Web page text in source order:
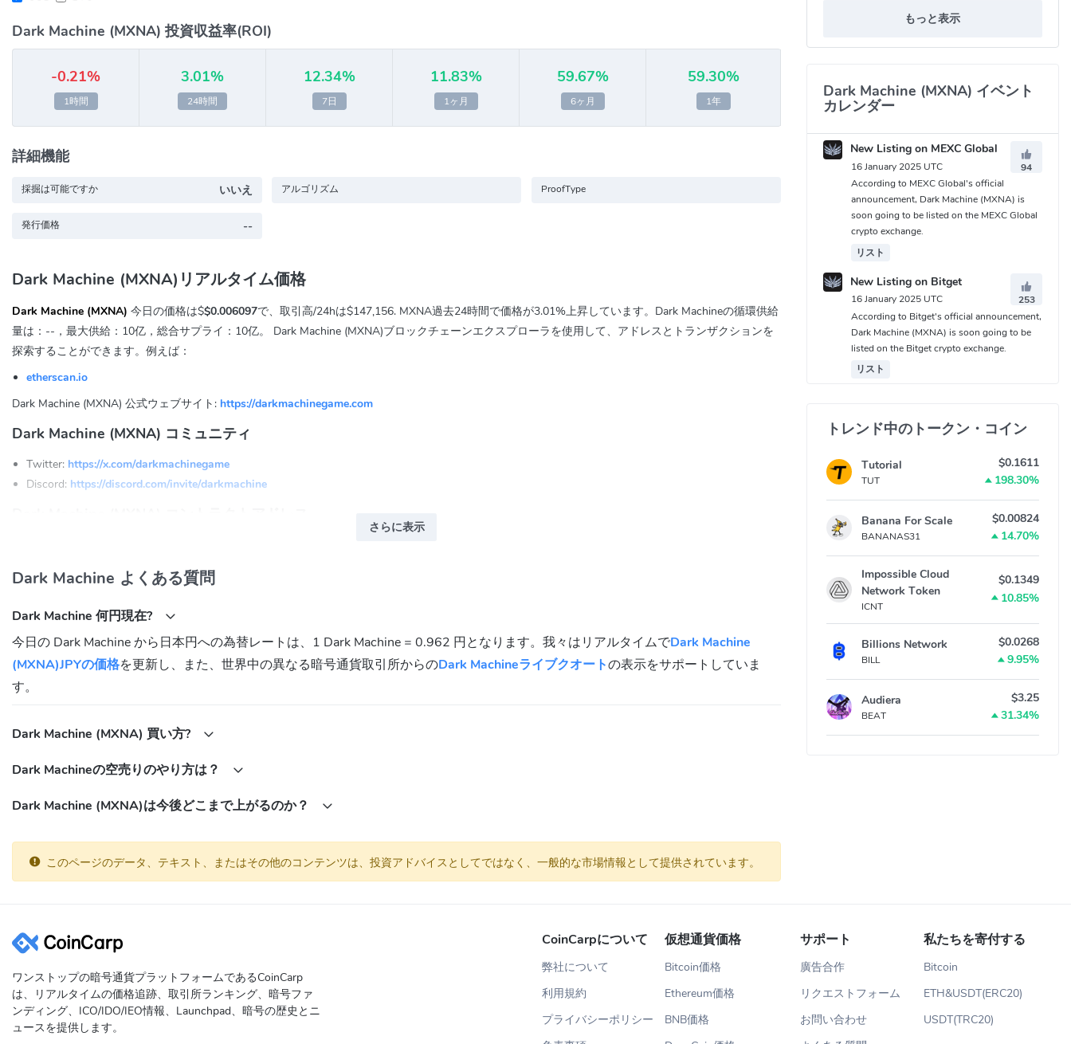
Dark Machine (MXNA) 投資収益率(ROI)
-0.21%
1時間
3.01%
24時間
12.34%
7日
11.83%
1ヶ月
59.67%
6ヶ月
59.30%
1年
詳細機能
採掘は可能ですか いいえ アルゴリズム ProofType
発行価格 --
Dark Machine (MXNA)リアルタイム価格
Dark Machine (MXNA) 今日の価格は$$0.006097で、取引高/24hは$147,156. MXNA過去24時間で価格が3.01%上昇しています。Dark Machineの循環供給
量は：--，最大供給：10亿，総合サプライ：10亿。 Dark Machine (MXNA)ブロックチェーンエクスプローラを使用して、アドレスとトランザクションを
探索することができます。例えば：
etherscan.io
Dark Machine (MXNA) 公式ウェブサイト: https://darkmachinegame.com
Dark Machine (MXNA) コミュニティ
Twitter: https://x.com/darkmachinegame
Discord: https://discord.com/invite/darkmachine
さらに表示
Dark Machine よくある質問
Dark Machine 何円現在?
今日の Dark Machine から日本円への為替レートは、1 Dark Machine = 0.962 円となります。我々はリアルタイムでDark Machine
(MXNA)JPYの価格を更新し、また、世界中の異なる暗号通貨取引所からのDark Machineライブクオートの表示をサポートしていま
す。
Dark Machine (MXNA) 買い方?
Dark Machineの空売りのやり方は？
Dark Machine (MXNA)は今後どこまで上がるのか？
このページのデータ、テキスト、またはその他のコンテンツは、投資アドバイスとしてではなく、一般的な市場情報として提供されています。
もっと表示
Dark Machine (MXNA) イベント
カレンダー
New Listing on MEXC Global
16 January 2025 UTC
94
According to MEXC Global's official
announcement, Dark Machine (MXNA) is
soon going to be listed on the MEXC Global
crypto exchange.
リスト
New Listing on Bitget
16 January 2025 UTC
253
According to Bitget's official announcement,
Dark Machine (MXNA) is soon going to be
listed on the Bitget crypto exchange.
リスト
トレンド中のトークン・コイン
Tutorial
TUT
$0.1611
198.30%
Banana For Scale
BANANAS31
$0.00824
14.70%
Impossible Cloud
Network Token
ICNT
$0.1349
10.85%
Billions Network
BILL
$0.0268
9.95%
Audiera
BEAT
$3.25
31.34%
ワンストップの暗号通貨プラットフォームであるCoinCarp
は、リアルタイムの価格追跡、取引所ランキング、暗号ファ
ンディング、ICO/IDO/IEO情報、Launchpad、暗号の歴史とニ
ュースを提供します。
CoinCarpについて
弊社について
利用規約
プライバシーポリシー
仮想通貨価格
Bitcoin価格
Ethereum価格
BNB価格
サポート
廣告合作
リクエストフォーム
お問い合わせ
私たちを寄付する
Bitcoin
ETH&USDT(ERC20)
USDT(TRC20)